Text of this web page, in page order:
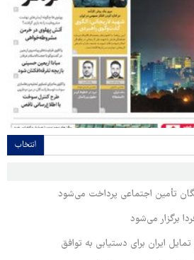
انتخاب
تأمین اجتماعی پرداخت می‌شود
برگزار می‌شود
ایران برای دستیابی به توافق